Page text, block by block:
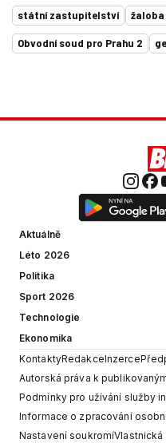
státní zastupitelství žaloba
Obvodní soud pro Prahu 2
Aktuálně
Léto 2026
Politika
Sport 2026
Technologie
Ekonomika
KontaktyRedakceInzerce
Autorská práva k
Podmínky pro užívání služby
Informace o zpracování
Nastavení soukromíVlastnická